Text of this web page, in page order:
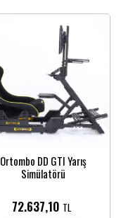
Ortombo DD GTI Yarış
Simülatörü
72.637,10 TL